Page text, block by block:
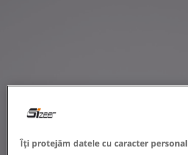
Îți protejăm datele cu caracter personal